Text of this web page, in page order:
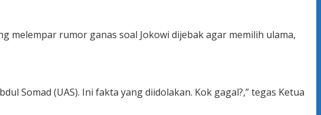
melempar rumor ganas soal Jokowi dijebak agar memilih ulama,
Somad (UAS). Ini fakta yang diidolakan. Kok gagal?,” tegas Ketua